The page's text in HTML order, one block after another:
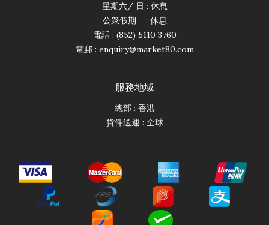
星期六/ 日 : 休息
公衆假期 : 休息
電話 : (852) 5110 3760
電郵 : enquiry@market80.com
服務地域
總部 : 香港
貨件送運 : 全球